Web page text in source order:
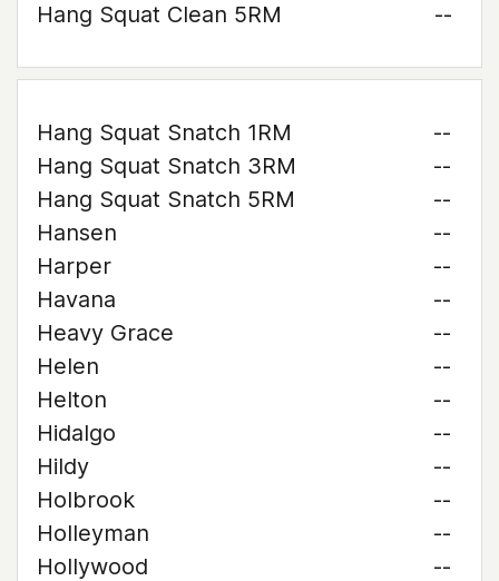
Hang Squat Clean 5RM
--
Hang Squat Snatch 1RM
--
Hang Squat Snatch 3RM
--
Hang Squat Snatch 5RM
--
Hansen
--
Harper
--
Havana
--
Heavy Grace
--
Helen
--
Helton
--
Hidalgo
--
Hildy
--
Holbrook
--
Holleyman
--
Hollywood
--